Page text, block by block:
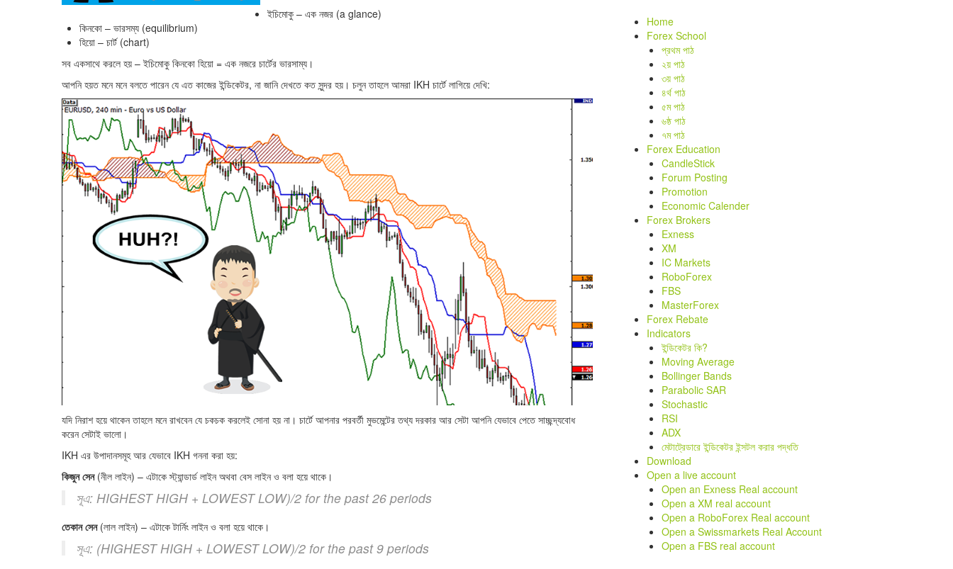
ইচিমোকু – এক নজর (a glance)
কিনকো – ভারসম্য (equilibrium)
হিয়ো – চার্ট (chart)
সব একসাথে করলে হয় – ইচিমোকু কিনকো হিয়ো = এক নজরে চার্টের ভারসাম্য।
আপনি হয়ত মনে মনে বলতে পারেন যে এত কাজের ইন্ডিকেটর, না জানি দেখতে কত সুন্দর হয়। চলুন তাহলে আমরা IKH চার্টে লাগিয়ে দেখি:
যদি নিরাশ হয়ে থাকেন তাহলে মনে রাখবেন যে চকচক করলেই সোনা হয় না। চার্টে আপনার পরবর্তী মুভমেন্টের তথ্য দরকার আর সেটা আপনি যেভাবে পেতে সাচ্ছন্দ্যবোধ
করেন সেটাই ভালো।
IKH এর উপাদানসমূহ আর যেভাবে IKH গননা করা হয়:
কিজুন সেন(নীল লাইন) – এটাকে স্ট্যান্ডার্ড লাইন অথবা বেস লাইন ও বলা হয়ে থাকে।
সূএ: HIGHEST HIGH + LOWEST LOW)/2 for the past 26 periods
তেকান সেন(লাল লাইন) – এটাকে টার্নিং লাইন ও বলা হয়ে থাকে।
সূএ: (HIGHEST HIGH + LOWEST LOW)/2 for the past 9 periods
Home
Forex School
প্রথম পাঠ
২য় পাঠ
৩য় পাঠ
৪র্থ পাঠ
৫ম পাঠ
৬ষ্ঠ পাঠ
৭ম পাঠ
Forex Education
CandleStick
Forum Posting
Promotion
Economic Calender
Forex Brokers
Exness
XM
IC Markets
RoboForex
FBS
MasterForex
Forex Rebate
Indicators
ইন্ডিকেটর কি?
Moving Average
Bollinger Bands
Parabolic SAR
Stochastic
RSI
ADX
মেটাট্রেডারে ইন্ডিকেটর ইন্সটল করার পদ্ধতি
Download
Open a live account
Open an Exness Real account
Open a XM real account
Open a RoboForex Real account
Open a Swissmarkets Real Account
Open a FBS real account